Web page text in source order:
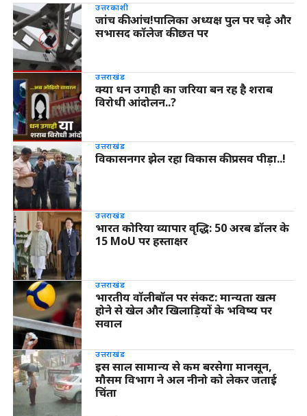
उत्तरकाशी
जांच की आंच!पालिका अध्यक्ष पुल पर चढ़े और
सभासद कॉलेज की छत पर
उत्तराखंड
क्या धन उगाही का जरिया बन रह है शराब
विरोधी आंदोलन..?
उत्तराखंड
विकासनगर झेल रहा विकास की प्रसव पीड़ा..!
उत्तराखंड
भारत कोरिया व्यापार वृद्धि: 50 अरब डॉलर के
15 MoU पर हस्ताक्षर
उत्तराखंड
भारतीय वॉलीबॉल पर संकट: मान्यता खत्म
होने से खेल और खिलाड़ियों के भविष्य पर
सवाल
उत्तराखंड
इस साल सामान्य से कम बरसेगा मानसून,
मौसम विभाग ने अल नीनो को लेकर जताई
चिंता